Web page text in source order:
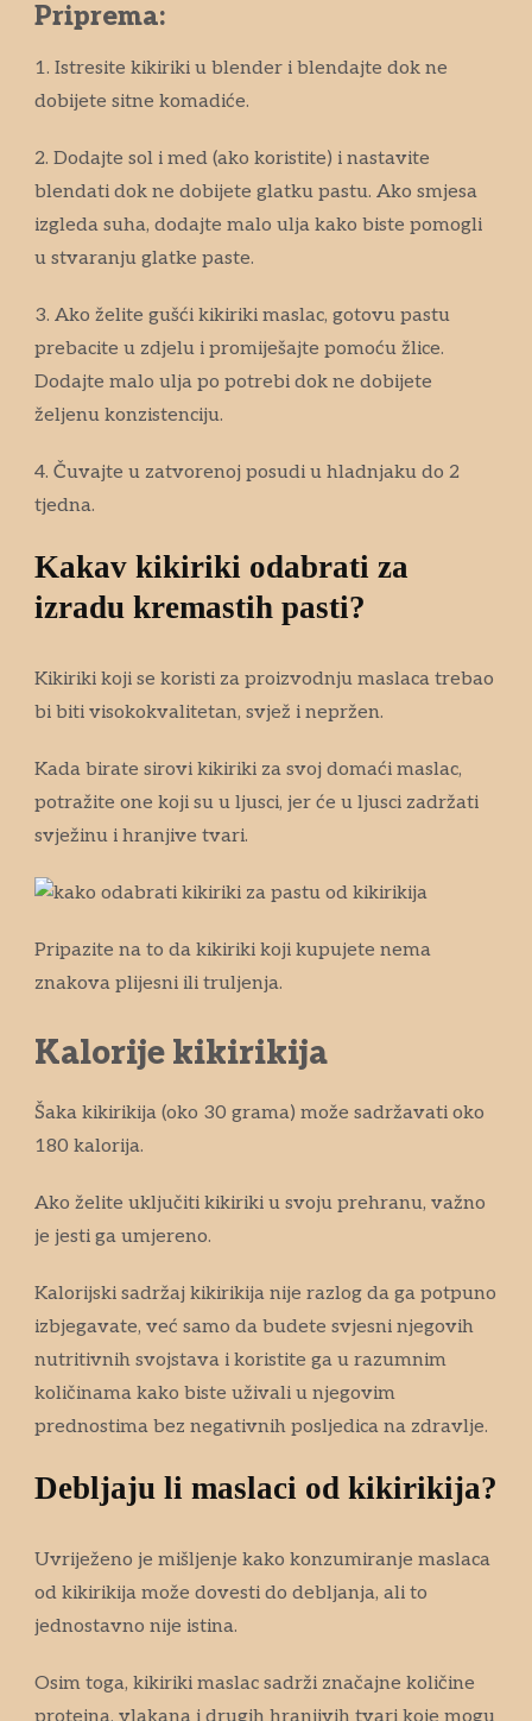
Priprema:
1. Istresite kikiriki u blender i blendajte dok ne
dobijete sitne komadiće.
2. Dodajte sol i med (ako koristite) i nastavite
blendati dok ne dobijete glatku pastu. Ako smjesa
izgleda suha, dodajte malo ulja kako biste pomogli
u stvaranju glatke paste.
3. Ako želite gušći kikiriki maslac, gotovu pastu
prebacite u zdjelu i promiješajte pomoću žlice.
Dodajte malo ulja po potrebi dok ne dobijete
željenu konzistenciju.
4. Čuvajte u zatvorenoj posudi u hladnjaku do 2
tjedna.
Kakav kikiriki odabrati za
izradu kremastih pasti?
Kikiriki koji se koristi za proizvodnju maslaca trebao
bi biti visokokvalitetan, svjež i nepržen.
Kada birate sirovi kikiriki za svoj domaći maslac,
potražite one koji su u ljusci, jer će u ljusci zadržati
svježinu i hranjive tvari.
Pripazite na to da kikiriki koji kupujete nema
znakova plijesni ili truljenja.
Kalorije kikirikija
Šaka kikirikija (oko 30 grama) može sadržavati oko
180 kalorija.
Ako želite uključiti kikiriki u svoju prehranu, važno
je jesti ga umjereno.
Kalorijski sadržaj kikirikija nije razlog da ga potpuno
izbjegavate, već samo da budete svjesni njegovih
nutritivnih svojstava i koristite ga u razumnim
količinama kako biste uživali u njegovim
prednostima bez negativnih posljedica na zdravlje.
Debljaju li maslaci od kikirikija?
Uvriježeno je mišljenje kako konzumiranje maslaca
od kikirikija može dovesti do debljanja, ali to
jednostavno nije istina.
Osim toga, kikiriki maslac sadrži značajne količine